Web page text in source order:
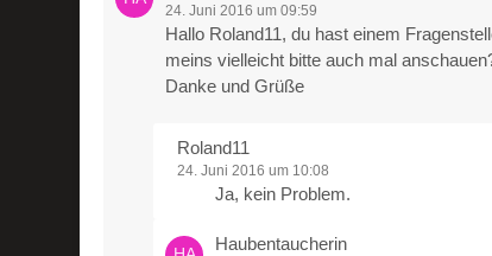
24. Juni 2016 um 09:59
Hallo Roland11, du hast einem
meins vielleicht bitte auch mal
Danke und Grüße
Roland11
24. Juni 2016 um 10:08
Ja, kein Problem.
Haubentaucherin